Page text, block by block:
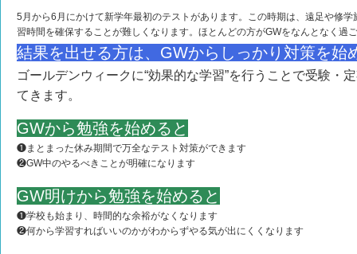
5月から6月にかけて新学年最初のテストがあります。この時期は、遠足や修
習時間を確保することが難しくなります。ほとんどの方がGWをなんとなく過
結果を出せる方は、GWからしっかり対策を始
ゴールデンウィークに“効果的な学習”を行うことで受験・
てきます。
GWから勉強を始めると
❶まとまった休み期間で万全なテスト対策ができます
❷GW中のやるべきことが明確になります
GW明けから勉強を始めると
❶学校も始まり、時間的な余裕がなくなります
❷何から学習すればいいのかがわからずやる気が出にくくなります